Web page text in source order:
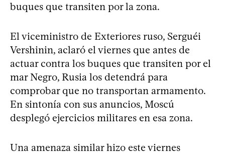
buques que transiten por la zona.
El viceministro de Exteriores ruso, Serguéi
Vershinin, aclaró el viernes que antes de
actuar contra los buques que transiten por el
mar Negro, Rusia los detendrá para
comprobar que no transportan armamento.
En sintonía con sus anuncios, Moscú
desplegó ejercicios militares en esa zona.
Una amenaza similar hizo este viernes